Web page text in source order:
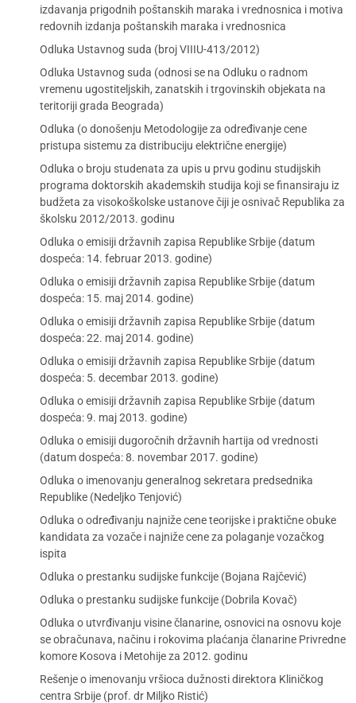
izdavanja prigodnih poštanskih maraka i vrednosnica i motiva
redovnih izdanja poštanskih maraka i vrednosnica
Odluka Ustavnog suda (broj VIIIU-413/2012)
Odluka Ustavnog suda (odnosi se na Odluku o radnom
vremenu ugostiteljskih, zanatskih i trgovinskih objekata na
teritoriji grada Beograda)
Odluka (o donošenju Metodologije za određivanje cene
pristupa sistemu za distribuciju električne energije)
Odluka o broju studenata za upis u prvu godinu studijskih
programa doktorskih akademskih studija koji se finansiraju iz
budžeta za visokoškolske ustanove čiji je osnivač Republika za
školsku 2012/2013. godinu
Odluka o emisiji državnih zapisa Republike Srbije (datum
dospeća: 14. februar 2013. godine)
Odluka o emisiji državnih zapisa Republike Srbije (datum
dospeća: 15. maj 2014. godine)
Odluka o emisiji državnih zapisa Republike Srbije (datum
dospeća: 22. maj 2014. godine)
Odluka o emisiji državnih zapisa Republike Srbije (datum
dospeća: 5. decembar 2013. godine)
Odluka o emisiji državnih zapisa Republike Srbije (datum
dospeća: 9. maj 2013. godine)
Odluka o emisiji dugoročnih državnih hartija od vrednosti
(datum dospeća: 8. novembar 2017. godine)
Odluka o imenovanju generalnog sekretara predsednika
Republike (Nedeljko Tenjović)
Odluka o određivanju najniže cene teorijske i praktične obuke
kandidata za vozače i najniže cene za polaganje vozačkog
ispita
Odluka o prestanku sudijske funkcije (Bojana Rajčević)
Odluka o prestanku sudijske funkcije (Dobrila Kovač)
Odluka o utvrđivanju visine članarine, osnovici na osnovu koje
se obračunava, načinu i rokovima plaćanja članarine Privredne
komore Kosova i Metohije za 2012. godinu
Rešenje o imenovanju vršioca dužnosti direktora Kliničkog
centra Srbije (prof. dr Miljko Ristić)